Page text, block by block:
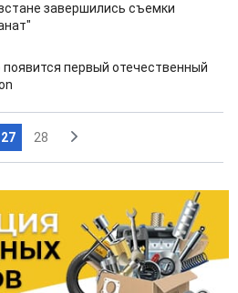
завершились съемки
появится первый отечественный
27 28